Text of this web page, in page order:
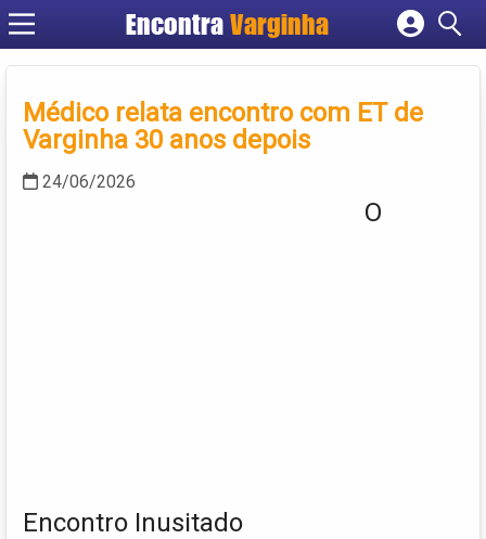
EncontraVarginha
Cadastrar empresa
Criar conta
Médico relata encontro com ET de
Varginha 30 anos depois
24/06/2026
O
Encontro Inusitado